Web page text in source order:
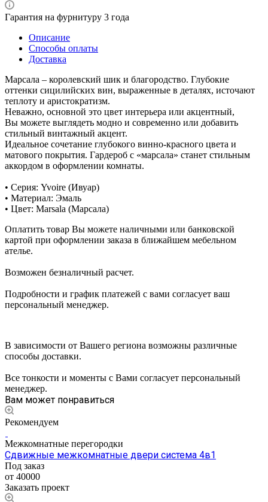
Гарантия на фурнитуру 3 года
Описание
Способы оплаты
Доставка
Марсала – королевский шик и благородство. Глубокие
оттенки сицилийских вин, выраженные в деталях, источают
теплоту и аристократизм.
Неважно, основной это цвет интерьера или акцентный,
Вы можете выглядеть модно и современно или добавить
стильный винтажный акцент.
Идеальное сочетание глубокого винно-красного цвета и
матового покрытия. Гардероб с «марсала» станет стильным
аккордом в оформлении комнаты.
• Серия: Yvoire (Ивуар)
• Материал: Эмаль
• Цвет: Marsala (Марсала)
Оплатить товар Вы можете наличными или банковской
картой при оформлении заказа в ближайшем мебельном
ателье.
Возможен безналичный расчет.
Подробности и график платежей с вами согласует ваш
персональный менеджер.
В зависимости от Вашего региона возможны различные
способы доставки.
Все тонкости и моменты с Вами согласует персональный
менеджер.
Вам может понравиться
Рекомендуем
Межкомнатные перегородки
Сдвижные межкомнатные двери система 4в1
Под заказ
от 40000
Заказать проект